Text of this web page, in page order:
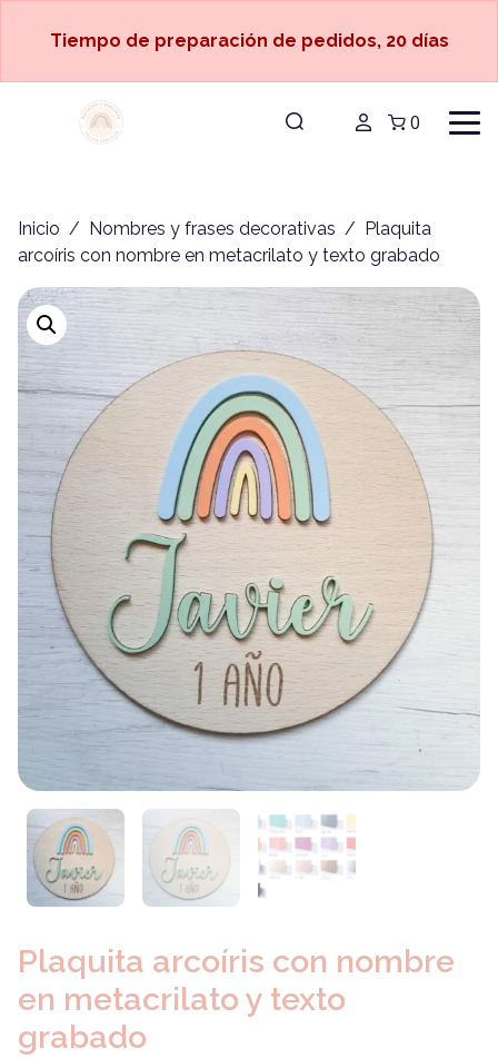
Tiempo de preparación de pedidos, 20 días
0
Inicio / Nombres y frases decorativas / Plaquita
arcoíris con nombre en metacrilato y texto grabado
Plaquita arcoíris con nombre
en metacrilato y texto
grabado